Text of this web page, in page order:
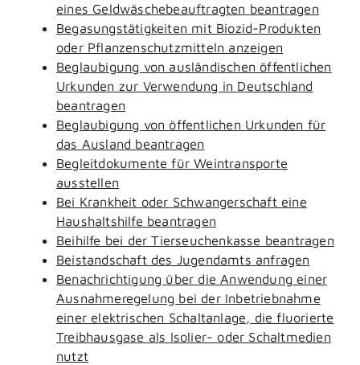
eines Geldwäschebeauftragten beantragen
Begasungstätigkeiten mit Biozid-Produkten
oder Pflanzenschutzmitteln anzeigen
Beglaubigung von ausländischen öffentlichen
Urkunden zur Verwendung in Deutschland
beantragen
Beglaubigung von öffentlichen Urkunden für
das Ausland beantragen
Begleitdokumente für Weintransporte
ausstellen
Bei Krankheit oder Schwangerschaft eine
Haushaltshilfe beantragen
Beihilfe bei der Tierseuchenkasse beantragen
Beistandschaft des Jugendamts anfragen
Benachrichtigung über die Anwendung einer
Ausnahmeregelung bei der Inbetriebnahme
einer elektrischen Schaltanlage, die fluorierte
Treibhausgase als Isolier- oder Schaltmedien
nutzt